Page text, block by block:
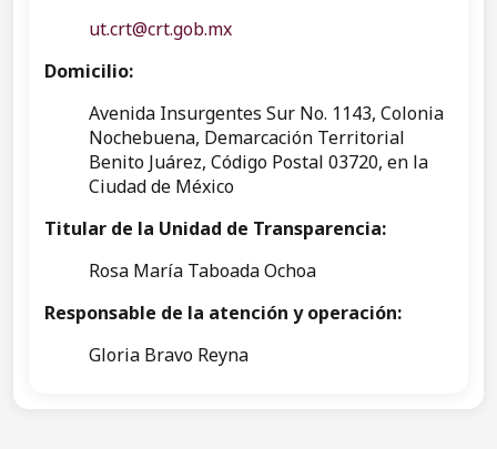
ut.crt@crt.gob.mx
Domicilio:
Avenida Insurgentes Sur No. 1143, Colonia
Nochebuena, Demarcación Territorial
Benito Juárez, Código Postal 03720, en la
Ciudad de México
Titular de la Unidad de Transparencia:
Rosa María Taboada Ochoa
Responsable de la atención y operación:
Gloria Bravo Reyna